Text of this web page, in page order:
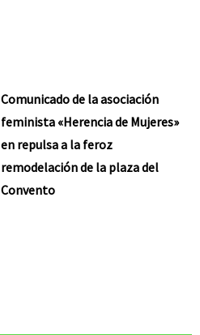
Comunicado de la asociación
feminista «Herencia de Mujeres»
en repulsa a la feroz
remodelación de la plaza del
Convento